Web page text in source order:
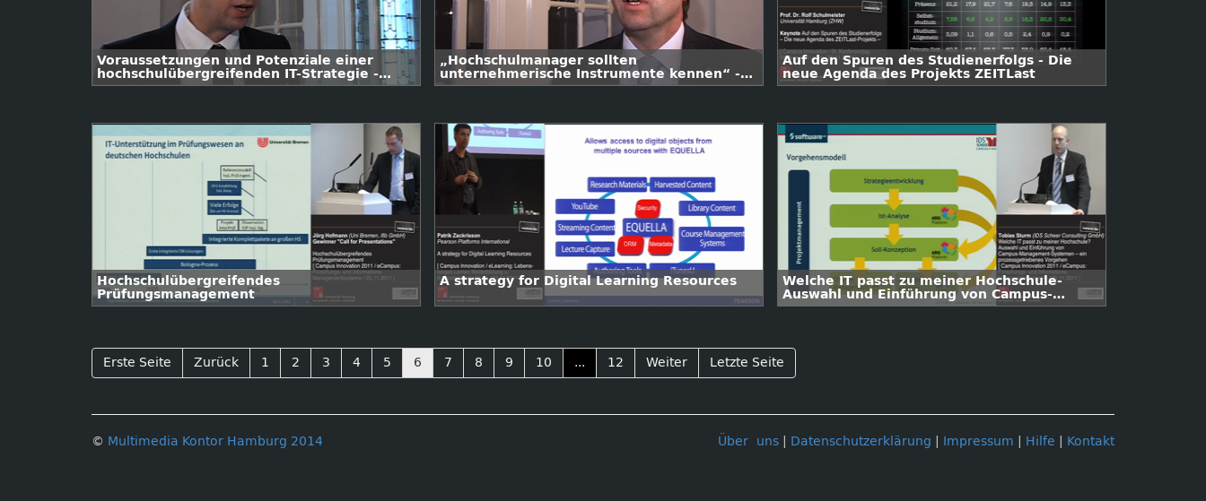
Voraussetzungen und Potenziale einer
hochschulübergreifenden IT-Strategie -
Interview mit Prof. Dr. Arndt Bode
„Hochschulmanager sollten
unternehmerische Instrumente kennen“ -
Interview mit Peter Hauptmann
Auf den Spuren des Studienerfolgs - Die
neue Agenda des Projekts ZEITLast
Hochschulübergreifendes
Prüfungsmanagement
A strategy for Digital Learning Resources
Welche IT passt zu meiner Hochschule-
Auswahl und Einführung von Campus-
Management-Systemen - ein
Erste Seite Zurück 1 2 3 4 5 6 7 8 9 10 ... 12 Weiter Letzte Seite
Über uns Datenschutzerklärung Impressum Hilfe Kontakt
© Multimedia Kontor Hamburg 2014